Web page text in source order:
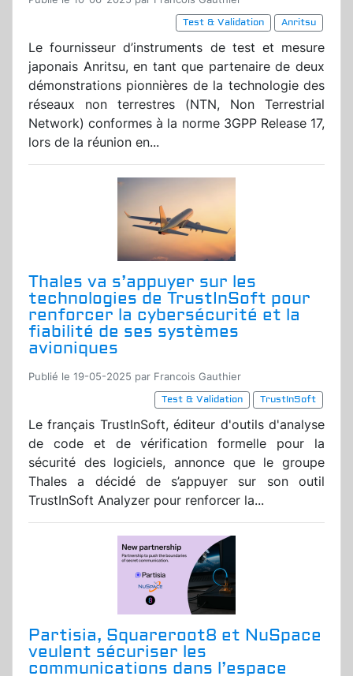
Test & Validation
Anritsu
Le fournisseur d’instruments de test et mesure
japonais Anritsu, en tant que partenaire de deux
démonstrations pionnières de la technologie des
réseaux non terrestres (NTN, Non Terrestrial
Network) conformes à la norme 3GPP Release 17,
lors de la réunion en...
Thales va s’appuyer sur les
technologies de TrustInSoft pour
renforcer la cybersécurité et la
fiabilité de ses systèmes
avioniques
Publié le 19-05-2025 par Francois Gauthier
Test & Validation
TrustInSoft
Le français TrustInSoft, éditeur d'outils d'analyse
de code et de vérification formelle pour la
sécurité des logiciels, annonce que le groupe
Thales a décidé de s’appuyer sur son outil
TrustInSoft Analyzer pour renforcer la...
Partisia, Squareroot8 et NuSpace
veulent sécuriser les
communications dans l’espace